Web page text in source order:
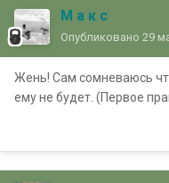
М а к с
Опубликовано 29
Жень! Сам сомневаюсь
ему не будет. (Первое